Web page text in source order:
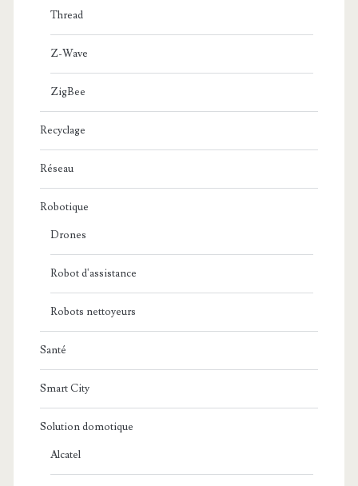
Thread
Z-Wave
ZigBee
Recyclage
Réseau
Robotique
Drones
Robot d'assistance
Robots nettoyeurs
Santé
Smart City
Solution domotique
Alcatel